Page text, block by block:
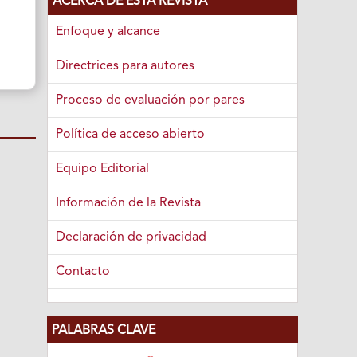
Enfoque y alcance
Directrices para autores
Proceso de evaluación por pares
Política de acceso abierto
Equipo Editorial
Información de la Revista
Declaración de privacidad
Contacto
PALABRAS CLAVE